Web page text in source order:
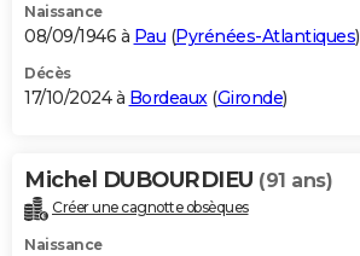
Naissance
08/09/1946 à Pau (Pyrénées-Atlantiques)
Décès
17/10/2024 à Bordeaux(Gironde)
Michel DUBOURDIEU (91 ans)
Créer une cagnotte obsèques
Naissance